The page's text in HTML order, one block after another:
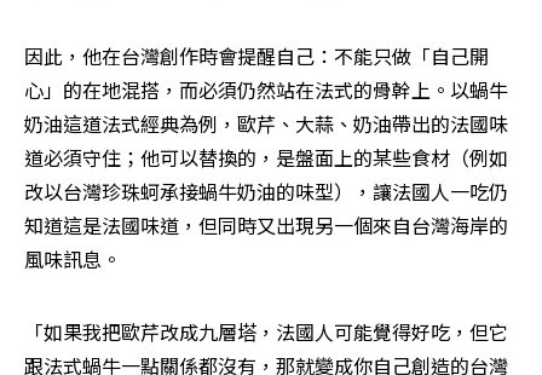
因此，他在台灣創作時會提醒自己：不能只做「自己開
心」的在地混搭，而必須仍然站在法式的骨幹上。以蝸牛
奶油這道法式經典為例，歐芹、大蒜、奶油帶出的法國味
道必須守住；他可以替換的，是盤面上的某些食材（例如
改以台灣珍珠蚵承接蝸牛奶油的味型），讓法國人一吃仍
知道這是法國味道，但同時又出現另一個來自台灣海岸的
風味訊息。
「如果我把歐芹改成九層塔，法國人可能覺得好吃，但它
跟法式蝸牛一點關係都沒有，那就變成你自己創造的台灣